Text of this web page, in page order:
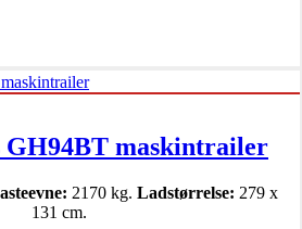
maskintrailer
2170 kg. Ladstørrelse: 279 x
131 cm.